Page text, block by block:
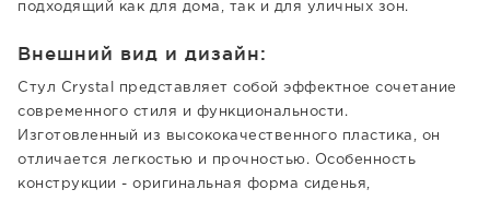
подходящий как для дома, так и для уличных зон.
Внешний вид и дизайн:
Стул Crystal представляет собой эффектное сочетание
современного стиля и функциональности.
Изготовленный из высококачественного пластика, он
отличается легкостью и прочностью. Особенность
конструкции - оригинальная форма сиденья,